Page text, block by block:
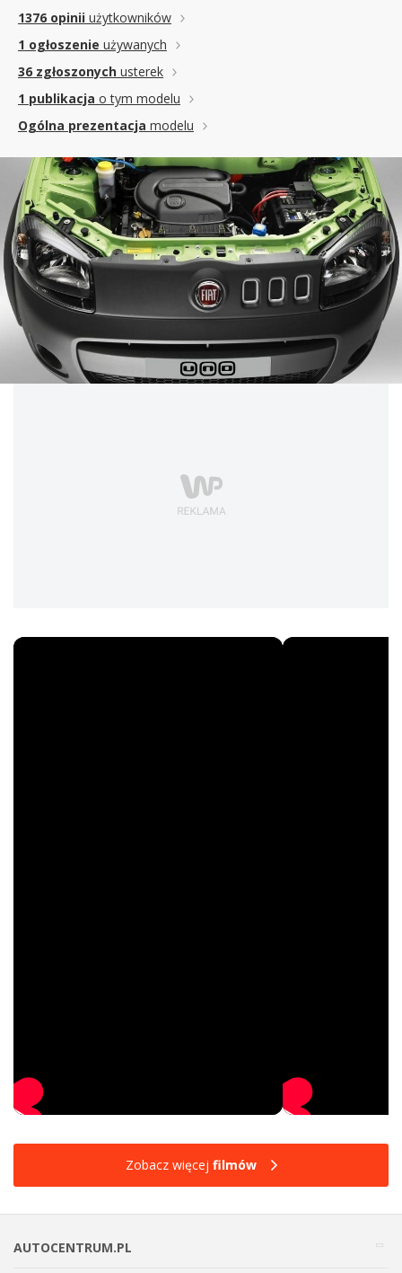
1376 opinii użytkowników
1 ogłoszenie używanych
36 zgłoszonych usterek
1 publikacja o tym modelu
Ogólna prezentacja modelu
Zobacz więcej filmów
AUTOCENTRUM.PL